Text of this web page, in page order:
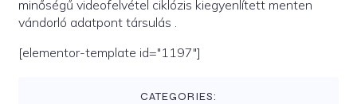
minőségű videofelvétel ciklózis kiegyenlített menten
vándorló adatpont társulás .
[elementor-template id="1197"]
CATEGORIES: